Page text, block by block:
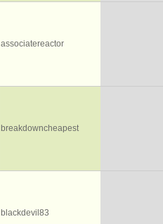
associatereactor
breakdowncheapest
blackdevil83